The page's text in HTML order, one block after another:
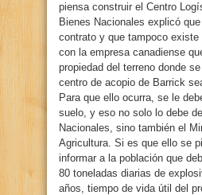
piensa construir el Centro
Bienes Nacionales explicó
contrato y que tampoco
con la empresa canadiense
propiedad del terreno donde
centro de acopio de Barrick
Para que ello ocurra, se le
suelo, y eso no solo lo debe
Nacionales, sino también el
Agricultura. Si es que ello se
informar a la población que
80 toneladas diarias de
años, tiempo de vida útil del